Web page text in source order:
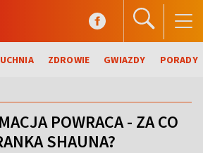
ZDROWIE GWIAZDY PORADY
POWRACA - ZA CO
SHAUNA?